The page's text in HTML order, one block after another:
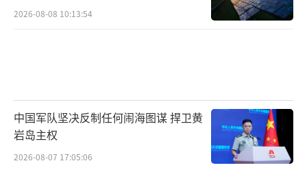
2026-08-08 10:13:54
中国军队坚决反制任何闹海图谋 捍卫黄
岩岛主权
2026-08-07 17:05:06